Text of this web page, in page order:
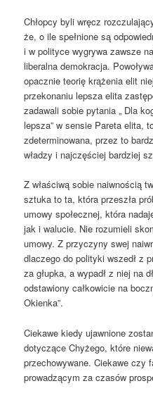
Chłopcy byli wręcz
że, o ile spełnione są
i w polityce wygrywa zawsze
liberalna demokracja.
opacznie teorię krążenia elit
przekonaniu lepsza elita
zadawali sobie pytania „ Dla
lepsza” w sensie Pareta elita,
zdeterminowana, przez to
władzy i najczęściej bardziej
Z właściwą sobie naiwnością
sztuka to ta, która przeszła
umowy społecznej, która
jak i walucie. Nie rozumieli
umowy. Z przyczyny swej
dlaczego do polityki wszedł z
za głupka, a wypadł z niej na
odstawiony całkowicie na
Okienka”.
Ciekawe kiedy ujawnione
dotyczące Chyżego, które
przechowywane. Ciekawe czy
prowadzącym za czasów